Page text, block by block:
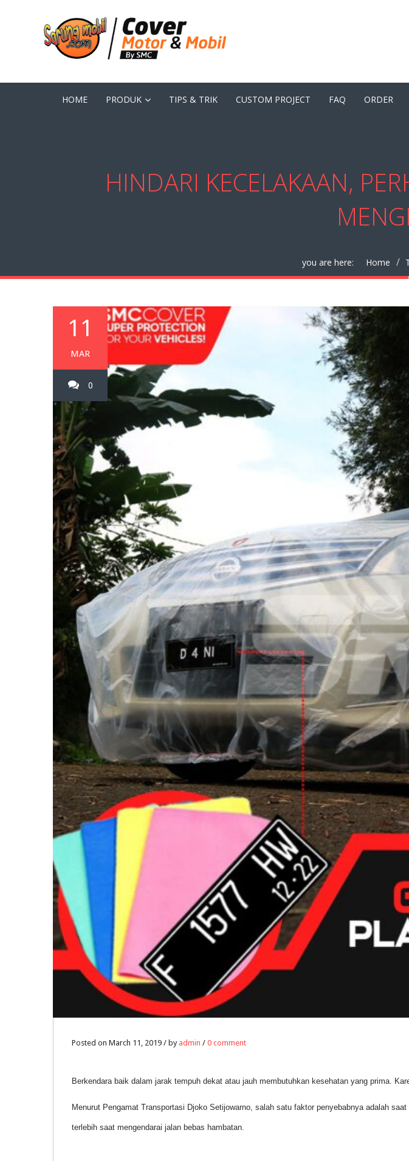
HOME PRODUK TIPS & TRIK CUSTOM PROJECT FAQ ORDER
HINDARI KECELAKAAN,
you are here: Home
11
MAR
0
Posted on March 11, 2019 / by admin / 0 comment
Berkendara baik dalam jarak tempuh dekat atau jauh membutuhkan kesehatan yang prima.
Menurut Pengamat Transportasi Djoko Setijowarno, salah satu faktor penyebabnya adalah
terlebih saat mengendarai jalan bebas hambatan.